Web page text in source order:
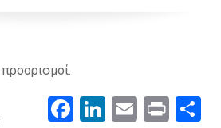
Facebook
LinkedIn
EmailPrint